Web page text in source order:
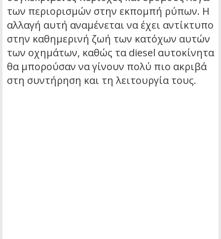
των περιορισμών στην εκπομπή ρύπων. Η
αλλαγή αυτή αναμένεται να έχει αντίκτυπο
στην καθημερινή ζωή των κατόχων αυτών
των οχημάτων, καθώς τα diesel αυτοκίνητα
θα μπορούσαν να γίνουν πολύ πιο ακριβά
στη συντήρηση και τη λειτουργία τους.